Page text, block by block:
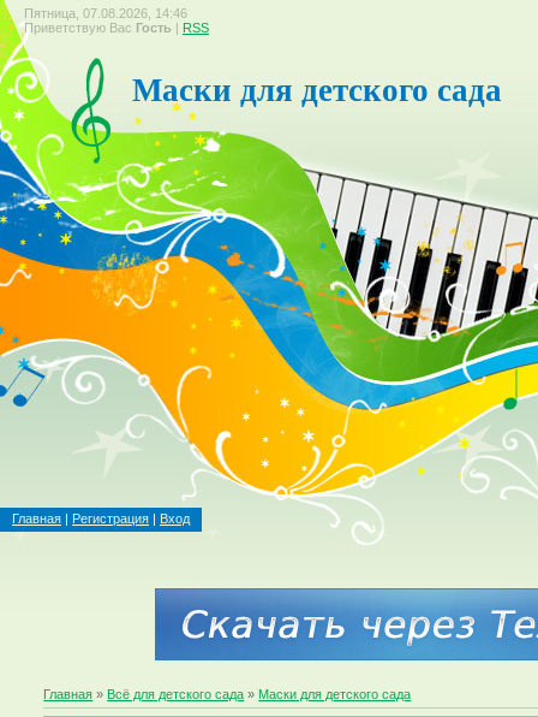
Пятница, 07.08.2026, 14:46
Приветствую Вас Гость | RSS
Маски для детского сада
Главная | Регистрация | Вход
Главная » Всё для детского сада » Маски для детского сада